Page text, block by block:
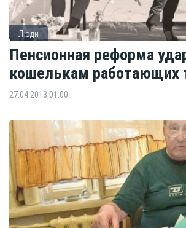
Люди
Пенсионная реформа
кошелькам работающих
27.04.2013 01:00